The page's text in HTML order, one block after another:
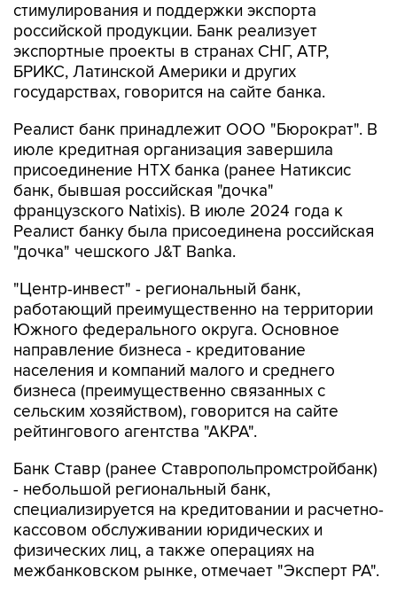
экспортные проекты в странах СНГ, АТР,
БРИКС, Латинской Америки и других
государствах, говорится на сайте банка.
Реалист банк принадлежит ООО "Бюрократ". В
присоединение НТХ банка (ранее Натиксис
банк, бывшая российская "дочка"
французского Natixis). В июле 2024 года к
Реалист банку была присоединена российская
"дочка" чешского J&T Banka.
"Центр-инвест" - региональный банк,
Южного федерального округа. Основное
направление бизнеса - кредитование
населения и компаний малого и среднего
бизнеса (преимущественно связанных с
сельским хозяйством), говорится на сайте
рейтингового агентства "АКРА".
Банк Ставр (ранее Ставропольпромстройбанк)
специализируется на кредитовании и расчетно-
кассовом обслуживании юридических и
физических лиц, а также операциях на
межбанковском рынке, отмечает "Эксперт РА".
Телепорт банк - небольшой московский банк с